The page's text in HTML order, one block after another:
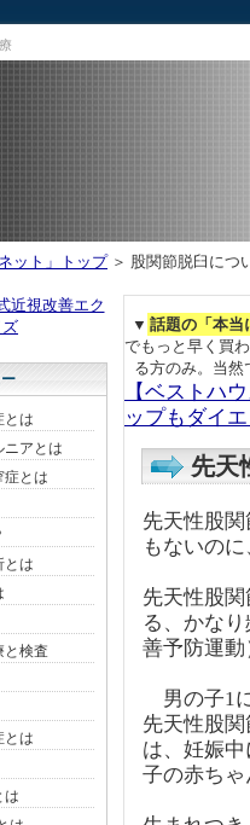
ット」トップ＞ 股関節脱臼につ
▼ 話題の「本当
でもっと早く買
る方のみ。当
【ベストハ
ップもダイ
先天
先天性股
もないの
先天性股
る、かな
善予防運
男の子1
先天性股
は、妊娠
子の赤ち
近視改善エク
とは
ニアとは
症とは
とは
と検査
とは
は